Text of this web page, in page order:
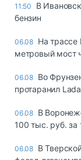
11:50
В
бензин
06.08 На трассе
метровый мост
06.08 Во
протаранил
06.08 В
100 тыс. руб. за
06.08 В